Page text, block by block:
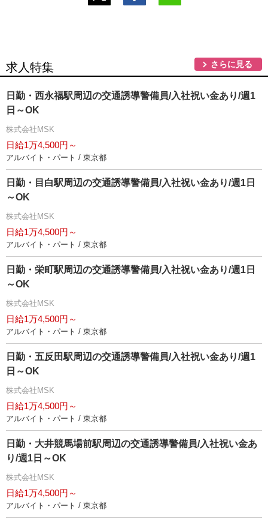
求人特集 さらに見る
日勤・西永福駅周辺の交通誘導警備員/入社祝い金あり/週1
日～OK
株式会社MSK
日給1万4,500円～
アルバイト・パート / 東京都
日勤・目白駅周辺の交通誘導警備員/入社祝い金あり/週1日
～OK
株式会社MSK
日給1万4,500円～
アルバイト・パート / 東京都
日勤・栄町駅周辺の交通誘導警備員/入社祝い金あり/週1日
～OK
株式会社MSK
日給1万4,500円～
アルバイト・パート / 東京都
日勤・五反田駅周辺の交通誘導警備員/入社祝い金あり/週1
日～OK
株式会社MSK
日給1万4,500円～
アルバイト・パート / 東京都
日勤・大井競馬場前駅周辺の交通誘導警備員/入社祝い金あ
り/週1日～OK
株式会社MSK
日給1万4,500円～
アルバイト・パート / 東京都